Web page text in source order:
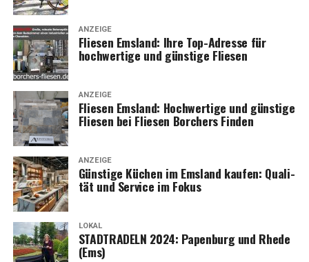
ANZEIGE
Flie­sen Ems­land: Ihre Top-Adres­se für
hoch­wer­ti­ge und güns­ti­ge Fliesen
ANZEIGE
Flie­sen Ems­land: Hoch­wer­ti­ge und güns­ti­ge
Flie­sen bei Flie­sen Bor­chers Finden
ANZEIGE
Güns­ti­ge Küchen im Ems­land kau­fen: Qua­li­
tät und Ser­vice im Fokus
LOKAL
STADTRADELN 2024: Papen­burg und Rhe­de
(Ems)